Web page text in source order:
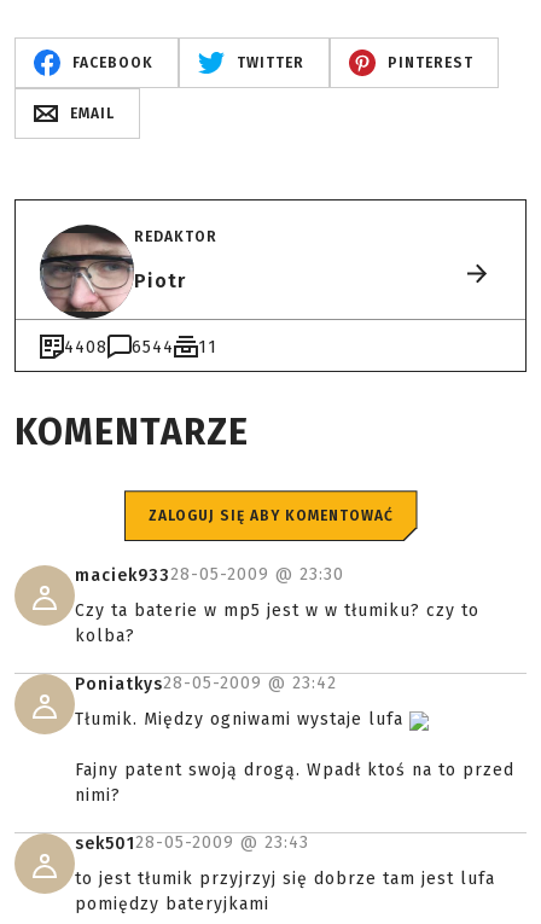
FACEBOOK TWITTER PINTEREST
EMAIL
REDAKTOR
Piotr
4408 6544 11
KOMENTARZE
ZALOGUJ SIĘ ABY KOMENTOWAĆ
maciek93328-05-2009 @ 23:30
Czy ta baterie w mp5 jest w w tłumiku? czy to
kolba?
Poniatkys28-05-2009 @ 23:42
Tłumik. Między ogniwami wystaje lufa
Fajny patent swoją drogą. Wpadł ktoś na to przed
nimi?
sek50128-05-2009 @ 23:43
to jest tłumik przyjrzyj się dobrze tam jest lufa
pomiędzy bateryjkami